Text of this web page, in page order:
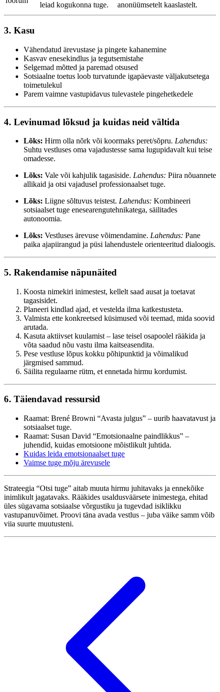
leiad kogukonna tuge.
anonüümsetelt kaaslastelt.
3. Kasu
Vähendatud ärevustase ja pingete kahanemine
Kasvav enesekindlus ja tegutsemistahe
Selgemad mõtted ja paremad otsused
Sotsiaalne toetus loob turvatunde igapäevaste väljakutsetega
toimetulekul
Parem vaimne vastupidavus tulevastele pingehetkedele
4. Levinumad lõksud ja kuidas neid vältida
Lõks: Hirm olla nõrk või koormaks peret/sõpru. Lahendus:
Suhtu vestluses oma vajadustesse sama lugupidavalt kui teise
omadesse.
Lõks: Vale või kahjulik tagasiside. Lahendus: Piira nõuannete
allikaid ja otsi vajadusel professionaalset tuge.
Lõks: Liigne sõltuvus teistest. Lahendus: Kombineeri
sotsiaalset tuge enesearengutehnikatega, säilitades
autonoomia.
Lõks: Vestluses ärevuse võimendamine. Lahendus: Pane
paika ajapiirangud ja püsi lahendustele orienteeritud dialoogis.
5. Rakendamise näpunäited
Koosta nimekiri inimestest, kellelt saad ausat ja toetavat
tagasisidet.
Planeeri kindlad ajad, et vestelda ilma katkestusteta.
Valmista ette konkreetsed küsimused või teemad, mida soovid
arutada.
Kasuta aktiivset kuulamist – lase teisel osapoolel rääkida ja
võta saadud nõu vastu ilma kaitseasendita.
Pese vestluse lõpus kokku põhipunktid ja võimalikud
järgmised sammud.
Säilita regulaarne rütm, et ennetada hirmu kordumist.
6. Täiendavad ressursid
Raamat: Brené Browni “Avasta julgus” – uurib haavatavust ja
sotsiaalset tuge.
Raamat: Susan David “Emotsionaalne paindlikkus” –
juhendid, kuidas emotsioone mõistlikult juhtida.
Kuidas leida emotsionaalset tuge
Vaimse tuge mõju ärevusele
Strateegia “Otsi tuge” aitab muuta hirmu juhitavaks ja ennekõike
inimlikult jagatavaks. Rääkides usaldusväärsete inimestega, ehitad
üles sügavama sotsiaalse võrgustiku ja tugevdad isiklikku
vastupanuvõimet. Proovi täna avada vestlus – juba väike samm võib
viia suurte muutusteni.